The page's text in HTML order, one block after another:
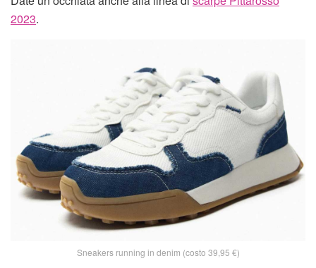
2023.
Sneakers running in denim (costo 39,95 €)